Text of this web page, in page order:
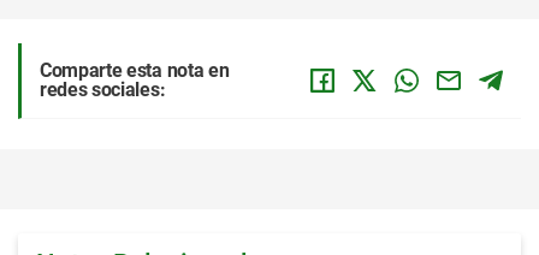
Comparte esta nota en
redes sociales: